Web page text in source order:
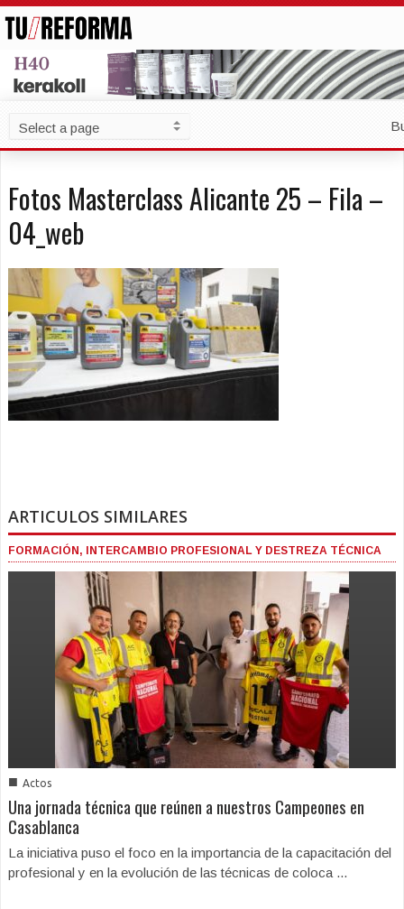
Fotos Masterclass Alicante 25 – Fila –
04_web
ARTICULOS SIMILARES
FORMACIÓN, INTERCAMBIO PROFESIONAL Y DESTREZA TÉCNICA
■ Actos
Una jornada técnica que reúnen a nuestros Campeones en
Casablanca
La iniciativa puso el foco en la importancia de la capacitación del
profesional y en la evolución de las técnicas de coloca ...